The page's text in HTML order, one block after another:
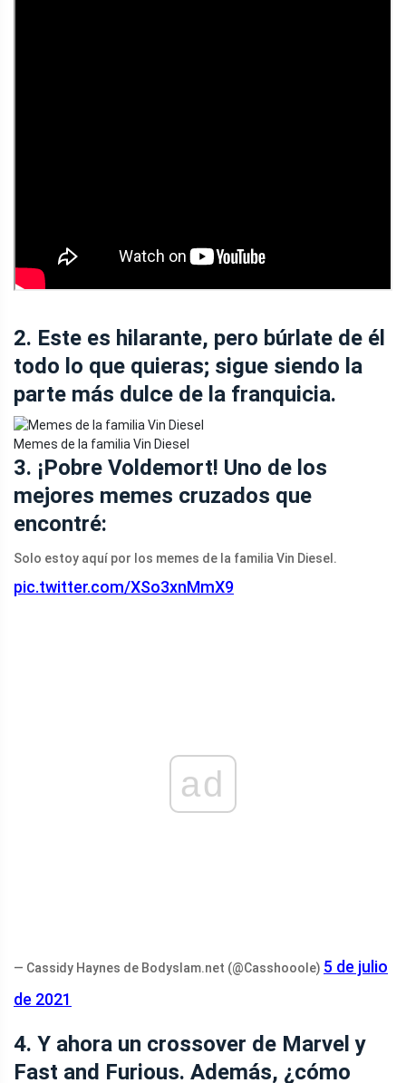
2. Este es hilarante, pero búrlate de él
todo lo que quieras; sigue siendo la
parte más dulce de la franquicia.
Memes de la familia Vin Diesel
3. ¡Pobre Voldemort! Uno de los
mejores memes cruzados que
encontré:
Solo estoy aquí por los memes de la familia Vin Diesel.
pic.twitter.com/XSo3xnMmX9
ad
— Cassidy Haynes de Bodyslam.net (@Casshooole) 5 de julio
de 2021
4. Y ahora un crossover de Marvel y
Fast and Furious. Además, ¿cómo